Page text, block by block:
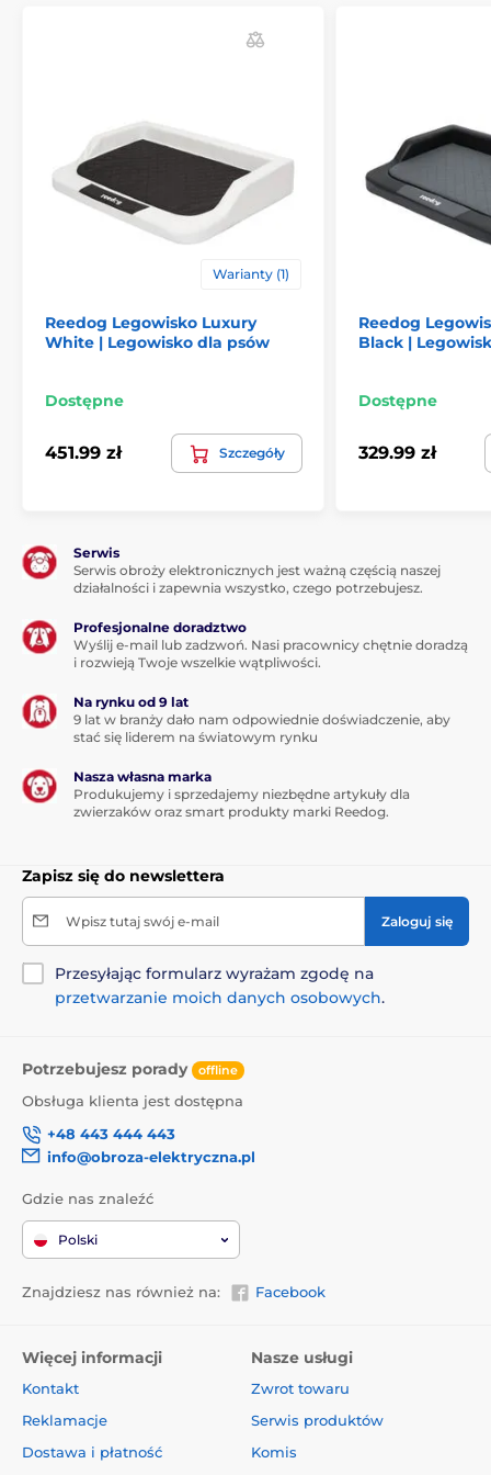
Ortopedyczne Dla malych psów
Warianty (1)
Reedog Legowisko Luxury
White | Legowisko dla psów
Dostępne
451.99 zł Szczegóły
Reedog
Black |
Dostępne
329.99 zł
Serwis
Serwis obroży elektronicznych jest ważną częścią naszej
działalności i zapewnia wszystko, czego potrzebujesz.
Profesjonalne doradztwo
Wyślij e-mail lub zadzwoń. Nasi pracownicy chętnie doradzą
i rozwieją Twoje wszelkie wątpliwości.
Na rynku od 9 lat
9 lat w branży dało nam odpowiednie doświadczenie, aby
stać się liderem na światowym rynku
Nasza własna marka
Produkujemy i sprzedajemy niezbędne artykuły dla
zwierzaków oraz smart produkty marki Reedog.
Zapisz się do newslettera
Wpisz tutaj swój e-mail Zaloguj się
Przesyłając formularz wyrażam zgodę na
przetwarzanie moich danych osobowych.
Potrzebujesz porady offline
Obsługa klienta jest dostępna
+48 443 444 443
info@obroza-elektryczna.pl
Gdzie nas znaleźć
Polski
Znajdziesz nas również na: Facebook
Więcej informacji
Kontakt
Reklamacje
Dostawa i płatność
Nasze usługi
Zwrot towaru
Serwis produktów
Komis